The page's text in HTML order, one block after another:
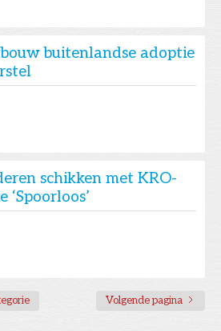
buitenlandse adoptie
schikken met KRO-
Volgende pagina